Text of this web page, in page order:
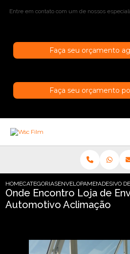
Entre em contato com um de nossos
Faça seu orçamento
Faça seu orçamento
HOMECATEGORIASENVELOPAMENTOADESIVO
Onde Encontro Loja de
Automotivo Aclimação